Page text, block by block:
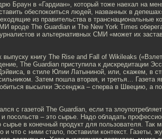
Браун в «Гардиан», который тоже наехал на
обеспокоиться людей, названных в
из правительства в транснациональные
вроде The Guardian и The New York Times
и альтернативных СМИ «может их
выпуску книгу The Rise and Fall of Wikileaks
The Guardian приступила к дискредитации
в стиле Юлии Латыниной, или, скажем, в
Затем пошла вторая, и третья… Газета
высылки Эссенджа – сперва в Швецию, а
с газетой The Guardian, если та
посольств – это сырье. Надо обладать
сырье в конечный продукт для пользователя. Так
и что с ними стало, поставили контекст. Газеты,